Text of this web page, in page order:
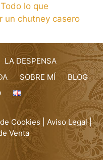
lo que
un chutney casero
LA DESPENSA
SOBRE MÍ
BLOG
Cookies Aviso Legal|
Venta